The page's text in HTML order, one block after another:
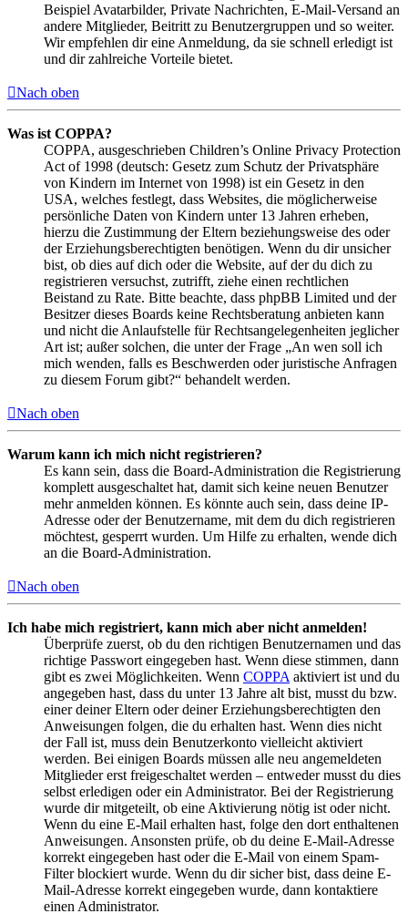
Beispiel Avatarbilder, Private Nachrichten, E-Mail-Versand an
andere Mitglieder, Beitritt zu Benutzergruppen und so weiter.
Wir empfehlen dir eine Anmeldung, da sie schnell erledigt ist
und dir zahlreiche Vorteile bietet.
Nach oben
Was ist COPPA?
COPPA, ausgeschrieben Children’s Online Privacy Protection
Act of 1998 (deutsch: Gesetz zum Schutz der Privatsphäre
von Kindern im Internet von 1998) ist ein Gesetz in den
USA, welches festlegt, dass Websites, die möglicherweise
persönliche Daten von Kindern unter 13 Jahren erheben,
hierzu die Zustimmung der Eltern beziehungsweise des oder
der Erziehungsberechtigten benötigen. Wenn du dir unsicher
bist, ob dies auf dich oder die Website, auf der du dich zu
registrieren versuchst, zutrifft, ziehe einen rechtlichen
Beistand zu Rate. Bitte beachte, dass phpBB Limited und der
Besitzer dieses Boards keine Rechtsberatung anbieten kann
und nicht die Anlaufstelle für Rechtsangelegenheiten jeglicher
Art ist; außer solchen, die unter der Frage „An wen soll ich
mich wenden, falls es Beschwerden oder juristische Anfragen
zu diesem Forum gibt?“ behandelt werden.
Nach oben
Warum kann ich mich nicht registrieren?
Es kann sein, dass die Board-Administration die Registrierung
komplett ausgeschaltet hat, damit sich keine neuen Benutzer
mehr anmelden können. Es könnte auch sein, dass deine IP-
Adresse oder der Benutzername, mit dem du dich registrieren
möchtest, gesperrt wurden. Um Hilfe zu erhalten, wende dich
an die Board-Administration.
Nach oben
Ich habe mich registriert, kann mich aber nicht anmelden!
Überprüfe zuerst, ob du den richtigen Benutzernamen und das
richtige Passwort eingegeben hast. Wenn diese stimmen, dann
gibt es zwei Möglichkeiten. Wenn COPPA aktiviert ist und du
angegeben hast, dass du unter 13 Jahre alt bist, musst du bzw.
einer deiner Eltern oder deiner Erziehungsberechtigten den
Anweisungen folgen, die du erhalten hast. Wenn dies nicht
der Fall ist, muss dein Benutzerkonto vielleicht aktiviert
werden. Bei einigen Boards müssen alle neu angemeldeten
Mitglieder erst freigeschaltet werden – entweder musst du dies
selbst erledigen oder ein Administrator. Bei der Registrierung
wurde dir mitgeteilt, ob eine Aktivierung nötig ist oder nicht.
Wenn du eine E-Mail erhalten hast, folge den dort enthaltenen
Anweisungen. Ansonsten prüfe, ob du deine E-Mail-Adresse
korrekt eingegeben hast oder die E-Mail von einem Spam-
Filter blockiert wurde. Wenn du dir sicher bist, dass deine E-
Mail-Adresse korrekt eingegeben wurde, dann kontaktiere
einen Administrator.